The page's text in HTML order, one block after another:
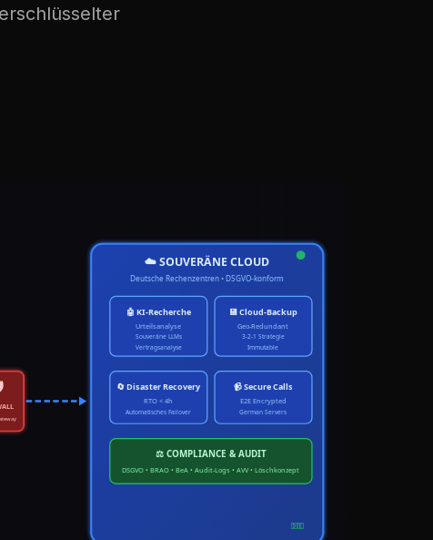
☁️ SOUVERÄNE CLOUD
Deutsche Rechenzentren • DSGVO-konform
🤖 KI-Recherche
Urteilsanalyse
Souveräne LLMs
Vertragsanalyse
💾 Cloud-Backup
Geo-Redundant
3-2-1 Strategie
Immutable
🔄 Disaster Recovery
RTO < 4h
Automatisches Failover
📹 Secure Calls
E2E Encrypted
German Servers
⚖️ COMPLIANCE & AUDIT
DSGVO • BRAO • BeA • Audit-Logs • AVV • Löschkonzept
🇩🇪